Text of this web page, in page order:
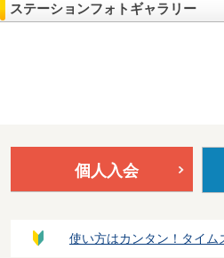
ステーションフォトギャラリー
個人入会
使い方はカンタン！タイム